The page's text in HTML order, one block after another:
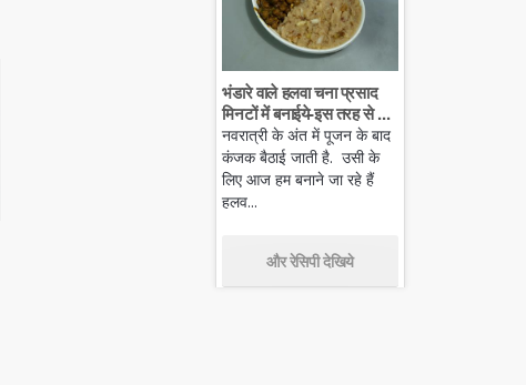
भंडारे वाले हलवा चना प्रसाद
मिनटों में बनाईये-इस तरह से ...
नवरात्री के अंत में पूजन के बाद
कंजक बैठाई जाती है. उसी के
लिए आज हम बनाने जा रहे हैं
हलव...
और रेसिपी देखिये